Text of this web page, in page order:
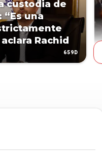
custodia de
“Es una
Rachid
659D